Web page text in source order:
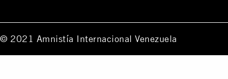
© 2021 Amnistía Internacional Venezuela